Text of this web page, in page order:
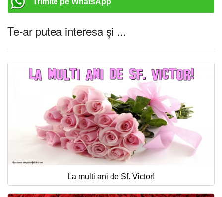
Trimite pe WhatsApp
Te-ar putea interesa și ...
La multi ani de Sf. Victor!